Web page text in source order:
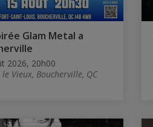
Glam Metal a
2026, 20h00
le Vieux, Boucherville, QC